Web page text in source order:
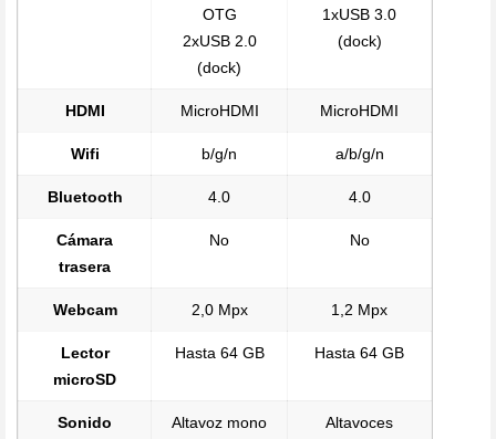
OTG
2xUSB 2.0
(dock)
1xUSB 3.0
(dock)
HDMI MicroHDMI MicroHDMI
Wifi b/g/n a/b/g/n
Bluetooth 4.0 4.0
Cámara
trasera
No No
Webcam 2,0 Mpx 1,2 Mpx
Lector
microSD
Hasta 64 GB Hasta 64 GB
Sonido Altavoz mono
Altavoces